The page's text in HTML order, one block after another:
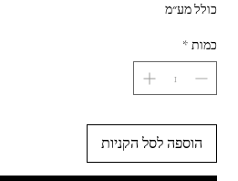
כולל מע״מ
כמות *
הוספה לסל הקניות